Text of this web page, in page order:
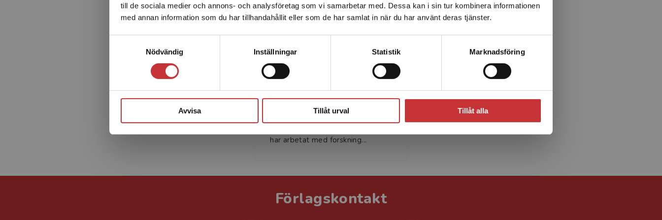
till de sociala medier och annons- och analysföretag som vi samarbetar med. Dessa kan i sin tur kombinera informationen
med annan information som du har tillhandahållit eller som de har samlat in när du har använt deras tjänster.
Nödvändig
Inställningar Statistik Marknadsföring
Avvisa Tillåt urval Tillåt alla
Sverige. För att kunna slutföra ett köp måste
leveransadressen vara i Sverige.Läs mer
Patrik Lundström är professor i
matematik vid Högskolan Väst
och hans forskningsområde är
har arbetat med forskning...
Förlagskontakt